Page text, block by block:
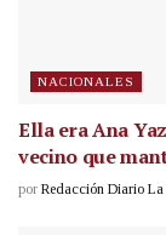
NACIONALES
Ella era Ana
vecino que
por Redacción Diario La